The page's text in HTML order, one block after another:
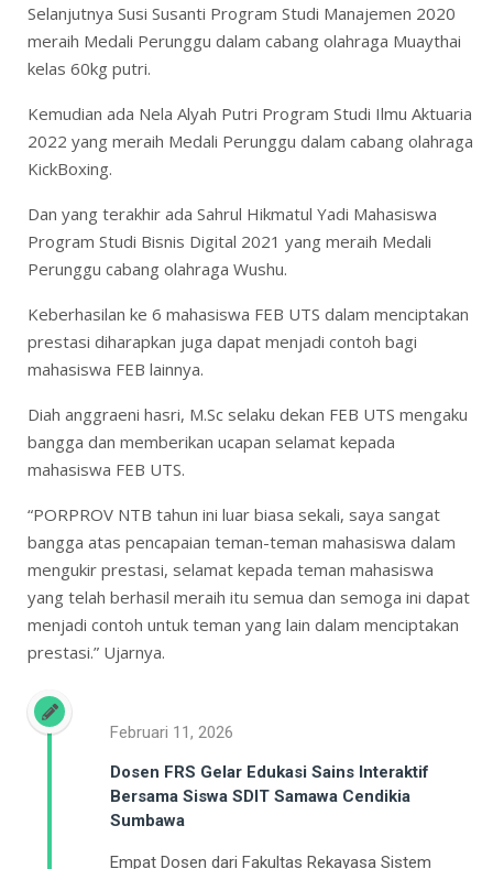
Selanjutnya Susi Susanti Program Studi Manajemen 2020
meraih Medali Perunggu dalam cabang olahraga Muaythai
kelas 60kg putri.
Kemudian ada Nela Alyah Putri Program Studi Ilmu Aktuaria
2022 yang meraih Medali Perunggu dalam cabang olahraga
KickBoxing.
Dan yang terakhir ada Sahrul Hikmatul Yadi Mahasiswa
Program Studi Bisnis Digital 2021 yang meraih Medali
Perunggu cabang olahraga Wushu.
Keberhasilan ke 6 mahasiswa FEB UTS dalam menciptakan
prestasi diharapkan juga dapat menjadi contoh bagi
mahasiswa FEB lainnya.
Diah anggraeni hasri, M.Sc selaku dekan FEB UTS mengaku
bangga dan memberikan ucapan selamat kepada
mahasiswa FEB UTS.
“PORPROV NTB tahun ini luar biasa sekali, saya sangat
bangga atas pencapaian teman-teman mahasiswa dalam
mengukir prestasi, selamat kepada teman mahasiswa
yang telah berhasil meraih itu semua dan semoga ini dapat
menjadi contoh untuk teman yang lain dalam menciptakan
prestasi.” Ujarnya.
Dosen FRS Gelar Edukasi Sains Interaktif
Bersama Siswa SDIT Samawa Cendikia
Sumbawa
Empat Dosen dari Fakultas Rekayasa Sistem
Februari 11, 2026